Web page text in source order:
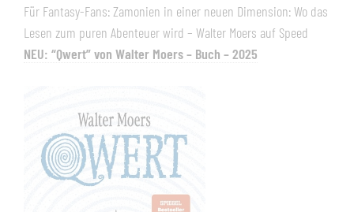
Für Fantasy-Fans: Zamonien in einer neuen Dimension: Wo das
Lesen zum puren Abenteuer wird – Walter Moers auf Speed
NEU: “Qwert” von Walter Moers – Buch – 2025